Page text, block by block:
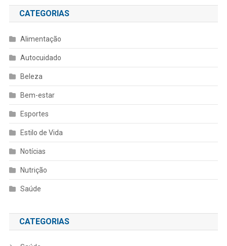
CATEGORIAS
Alimentação
Autocuidado
Beleza
Bem-estar
Esportes
Estilo de Vida
Notícias
Nutrição
Saúde
CATEGORIAS